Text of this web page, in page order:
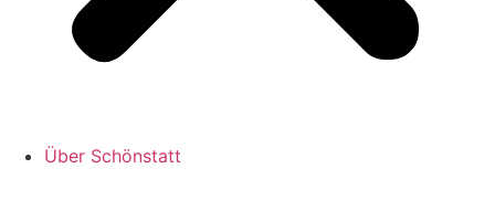
Über Schönstatt